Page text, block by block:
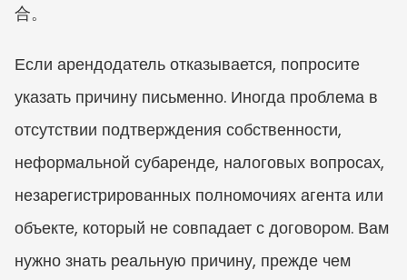
合。
Если арендодатель отказывается, попросите
указать причину письменно. Иногда проблема в
отсутствии подтверждения собственности,
неформальной субаренде, налоговых вопросах,
незарегистрированных полномочиях агента или
объекте, который не совпадает с договором. Вам
нужно знать реальную причину, прежде чем